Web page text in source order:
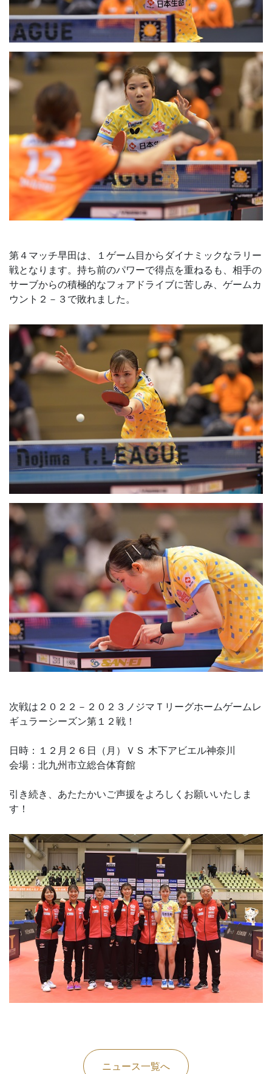
第４マッチ早田は、１ゲーム目からダイナミックなラリー
戦となります。持ち前のパワーで得点を重ねるも、相手の
サーブからの積極的なフォアドライブに苦しみ、ゲームカ
ウント２－３で敗れました。
次戦は２０２２－２０２３ノジマＴリーグホームゲームレ
ギュラーシーズン第１２戦！
日時：１２月２６日（月）ＶＳ 木下アビエル神奈川
会場：北九州市立総合体育館
引き続き、あたたかいご声援をよろしくお願いいたしま
す！
ニュース一覧へ